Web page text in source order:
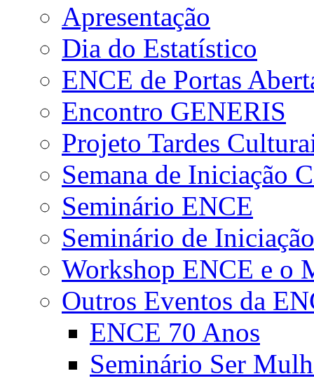
Apresentação
Dia do Estatístico
ENCE de Portas
Encontro GENERIS
Projeto Tardes
Semana de Iniciação
Seminário ENCE
Seminário de
Workshop ENCE e o
Outros Eventos da
ENCE 70 Anos
Seminário Ser